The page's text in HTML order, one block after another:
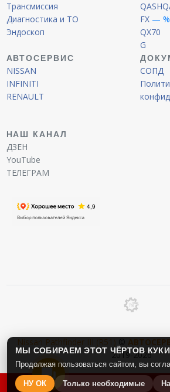
Трансмиссия
Диагностика и ТО
Эндоскоп
FX — %
QX70
G
АВТОСЕРВИС
NISSAN
INFINITI
RENAULT
СОПД
НАШ КАНАЛ
ДЗЕН
YouTube
ТЕЛЕГРАМ
Nissan Pathfinder III (R51) ©
2019-2026
МЫ СОБИРАЕМ ЭТОТ ЧЁРТОВ
Продолжая пользоваться сайтом, вы
НУ ОК Только необходимые